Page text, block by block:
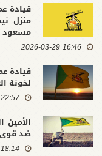
قيادة
منزل
مسعود
16:46 2026-03-29
قيادة
لخونة
22:57 2026-03-24
الأمين
ضد قوى
18:14 2026-03-23